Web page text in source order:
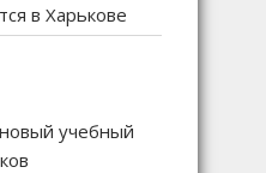
в Харькове
учебный